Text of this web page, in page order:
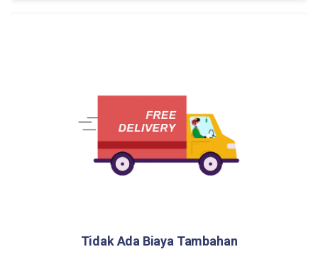
Tidak Ada Biaya Tambahan